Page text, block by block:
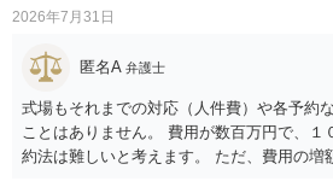
2026年7月31日
匿名A 弁護士
式場もそれまでの対応（人件費）や各予約
ことはありません。 費用が数百万円で、１
約法は難しいと考えます。 ただ、費用の増